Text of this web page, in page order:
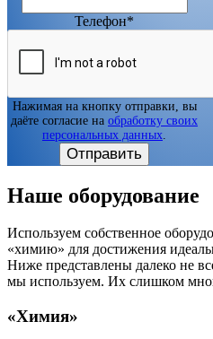
Телефон*
Нажимая на кнопку отправки, вы
даёте согласие на обработку своих
персональных данных
Отправить
Наше оборудование
Используем собственное
«химию» для достижения
Ниже представлены далеко не
мы используем. Их слишком
«Химия»